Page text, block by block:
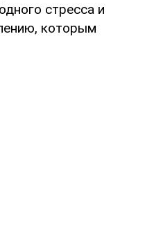
стресса и
которым